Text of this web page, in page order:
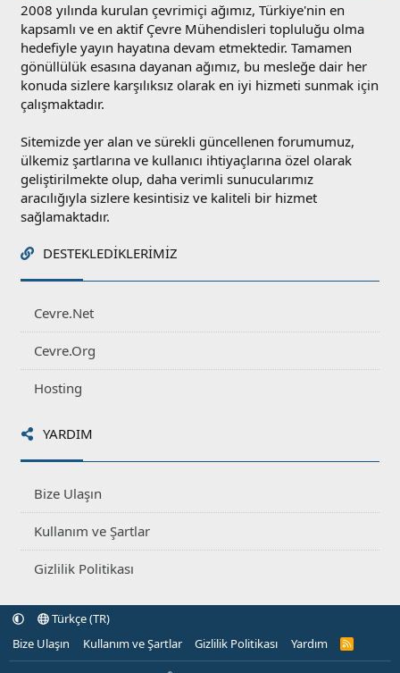
2008 yılında kurulan çevrimiçi ağımız, Türkiye'nin en
kapsamlı ve en aktif Çevre Mühendisleri topluluğu olma
hedefiyle yayın hayatına devam etmektedir. Tamamen
gönüllülük esasına dayanan ağımız, bu mesleğe dair her
konuda sizlere karşılıksız olarak en iyi hizmeti sunmak için
çalışmaktadır.
Sitemizde yer alan ve sürekli güncellenen forumumuz,
ülkemiz şartlarına ve kullanıcı ihtiyaçlarına özel olarak
geliştirilmekte olup, daha verimli sunucularımız
aracılığıyla sizlere kesintisiz ve kaliteli bir hizmet
sağlamaktadır.
DESTEKLEDIKLERIMIZ
Cevre.Net
Cevre.Org
Hosting
YARDIM
Bize Ulaşın
Kullanım ve Şartlar
Gizlilik Politikası
Türkçe (TR)
Bize Ulaşın
Kullanım ve Şartlar Gizlilik Politikası Yardım
R